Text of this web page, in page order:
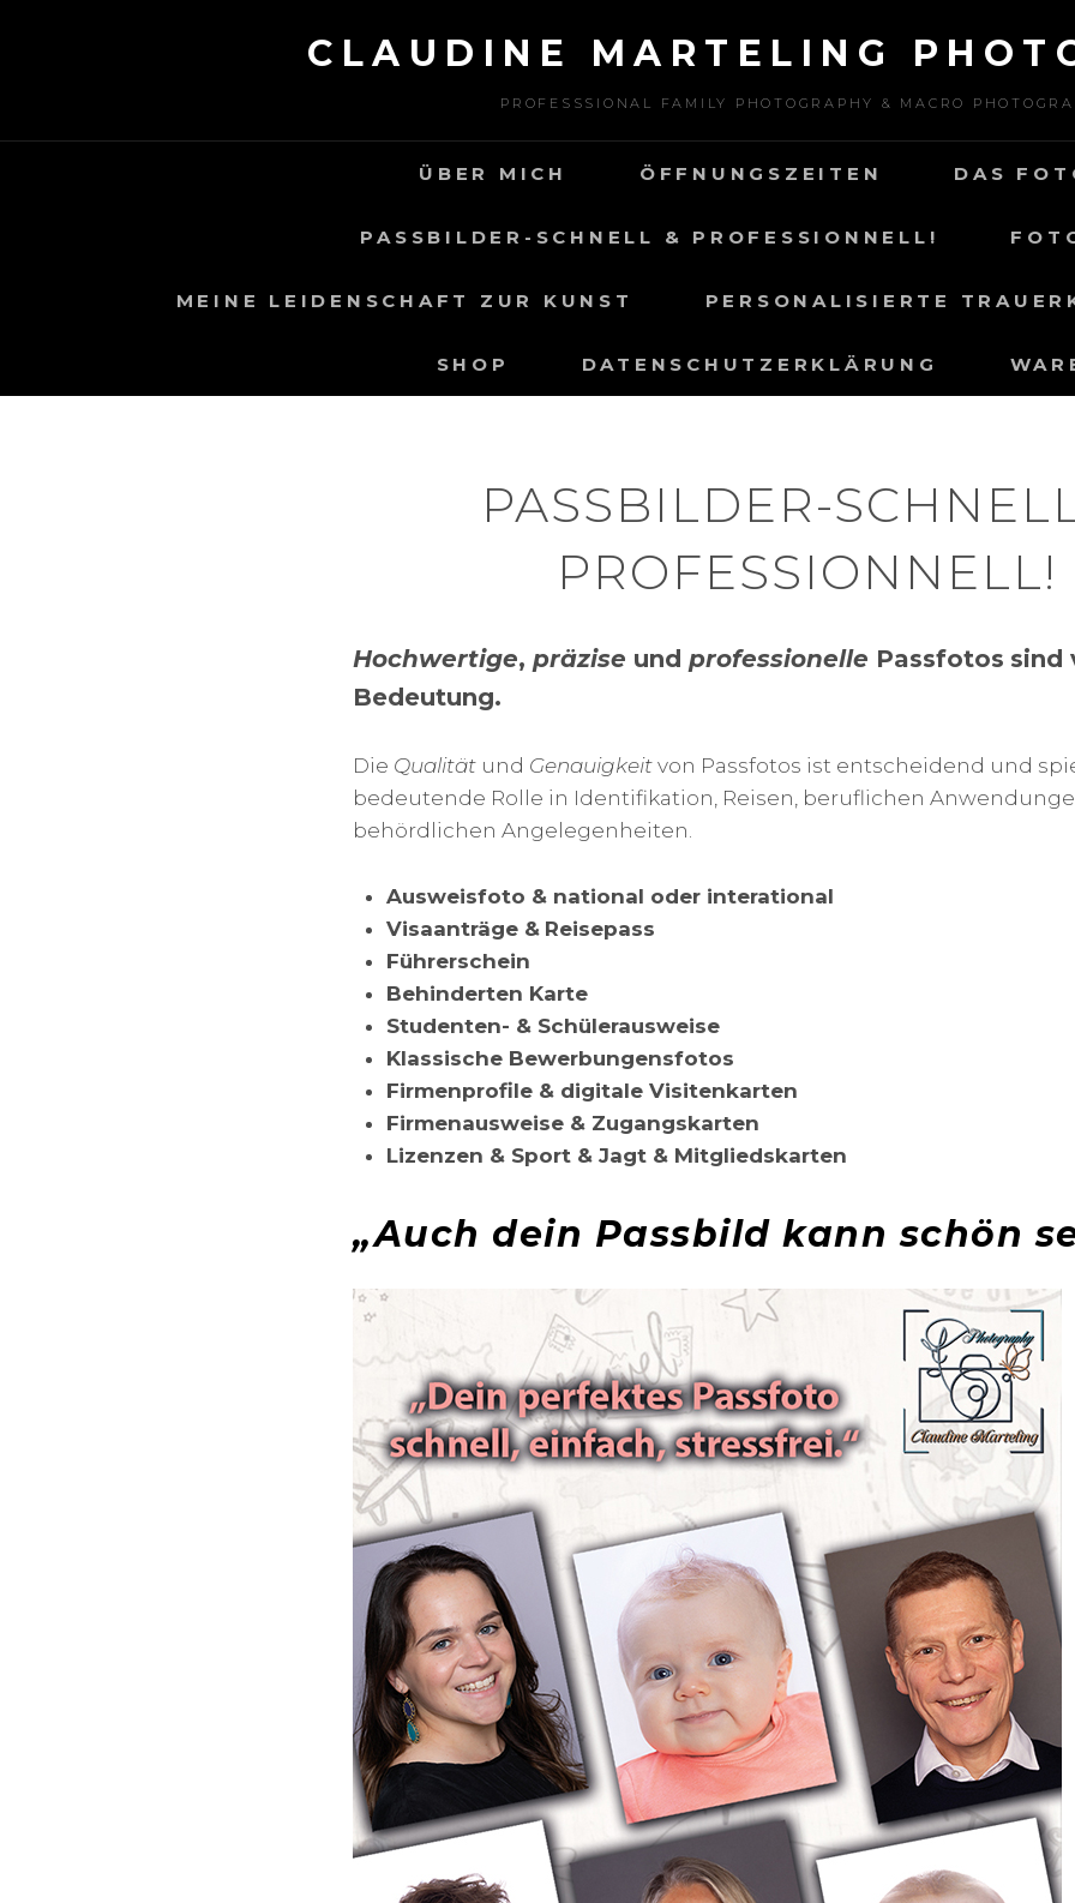
CLAUDINE MARTELING
PROFESSSIONAL FAMILY PHOTOGRAPHY & MACRO
ÜBER MICH ÖFFNUNGSZEITEN DAS
PASSBILDER-SCHNELL & PROFESSIONNELL!
MEINE LEIDENSCHAFT ZUR KUNST PERSONALISIERTE
SHOP DATENSCHUTZERKLÄRUNG
PASSBILDER-
PROFESSIONNELL!
Hochwertige, präzise und professionelle Passfotos sind
Bedeutung.
Die Qualität und Genauigkeit von Passfotos ist entscheidend und
bedeutende Rolle in Identifikation, Reisen, beruflichen
behördlichen Angelegenheiten.
Ausweisfoto & national oder interational
Visaanträge & Reisepass
Führerschein
Behinderten Karte
Studenten- & Schülerausweise
Klassische Bewerbungensfotos
Firmenprofile & digitale Visitenkarten
Firmenausweise & Zugangskarten
Lizenzen & Sport & Jagt & Mitgliedskarten
„Auch dein Passbild kann schön